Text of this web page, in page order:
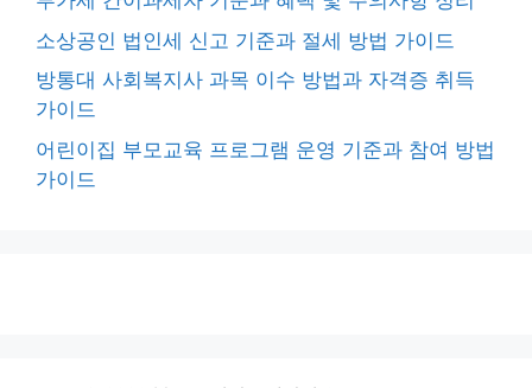
소상공인 법인세 신고 기준과 절세 방법 가이드
방통대 사회복지사 과목 이수 방법과 자격증 취득
가이드
어린이집 부모교육 프로그램 운영 기준과 참여 방법
가이드